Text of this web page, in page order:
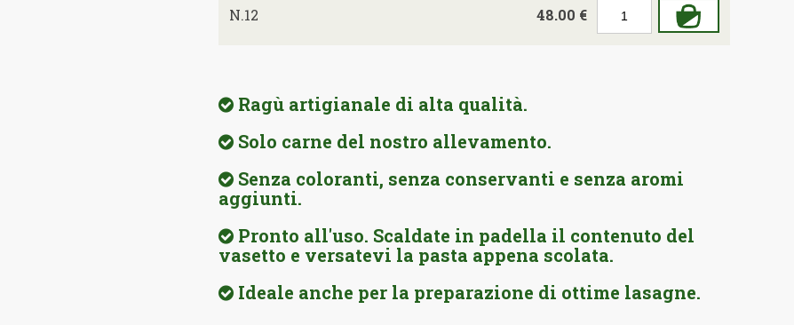
N.12 48.00 €
Ragù artigianale di alta qualità.
Solo carne del nostro allevamento.
Senza coloranti, senza conservanti e senza aromi
aggiunti.
Pronto all'uso. Scaldate in padella il contenuto del
vasetto e versatevi la pasta appena scolata.
Ideale anche per la preparazione di ottime lasagne.